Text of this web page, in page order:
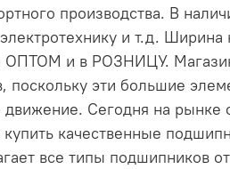
производства. В
и т.д.
ОПТОМ и в РОЗНИЦУ.
поскольку эти большие
Сегодня на
качественные
все типы